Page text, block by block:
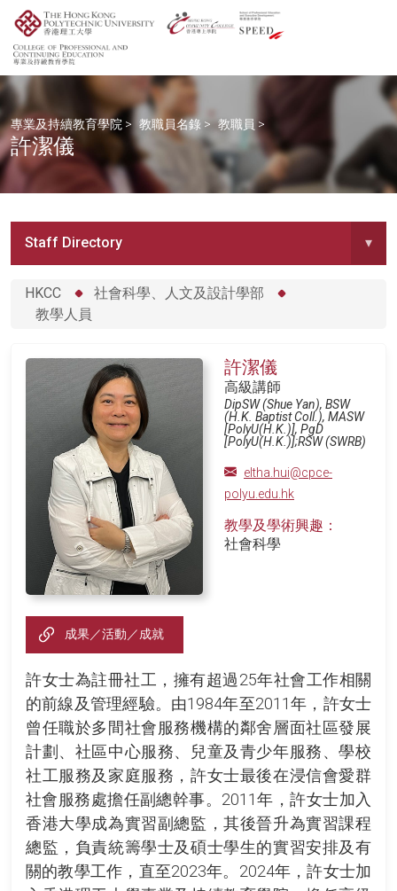
專業及持續教育學院 > 教職員名錄 > 教職員 >
許潔儀
Staff Directory ▾
HKCC
社會科學、人文及設計學部
教學人員
許潔儀
高級講師
DipSW (Shue Yan), BSW
(H.K. Baptist Coll.), MASW
[PolyU(H.K.)], PgD
[PolyU(H.K.)];RSW (SWRB)
eltha.hui@cpce-
polyu.edu.hk
教學及學術興趣：
社會科學
成果／活動／成就
許女士為註冊社工，擁有超過25年社會工作相關
的前線及管理經驗。由1984年至2011年，許女士
曾任職於多間社會服務機構的鄰舍層面社區發展
計劃、社區中心服務、兒童及青少年服務、學校
社工服務及家庭服務，許女士最後在浸信會愛群
社會服務處擔任副總幹事。2011年，許女士加入
香港大學成為實習副總監，其後晉升為實習課程
總監，負責統籌學士及碩士學生的實習安排及有
關的教學工作，直至2023年。2024年，許女士加